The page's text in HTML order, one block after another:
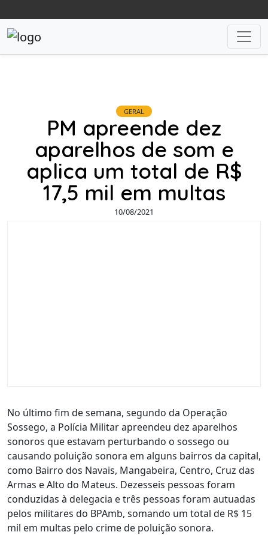
GERAL
PM apreende dez
aparelhos de som e
aplica um total de R$
17,5 mil em multas
10/08/2021
No último fim de semana, segundo da Operação
Sossego, a Polícia Militar apreendeu dez aparelhos
sonoros que estavam perturbando o sossego ou
causando poluição sonora em alguns bairros da capital,
como Bairro dos Navais, Mangabeira, Centro, Cruz das
Armas e Alto do Mateus. Dezesseis pessoas foram
conduzidas à delegacia e três pessoas foram autuadas
pelos militares do BPAmb, somando um total de R$ 15
mil em multas pelo crime de poluição sonora.